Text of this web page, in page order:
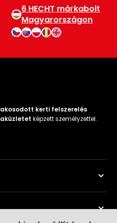
6 HECHT márkabolt
Magyarországon
kerti felszerelés
képzett személyzettel.